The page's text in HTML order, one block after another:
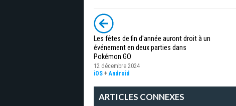
Les fêtes de fin d'année auront droit à un
événement en deux parties dans
Pokémon GO
12 décembre 2024
iOS + Android
ARTICLES CONNEXES